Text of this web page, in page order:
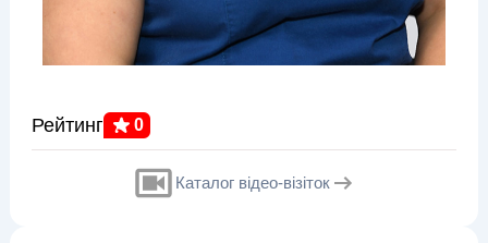
Рейтинг 0
Каталог відео-візіток